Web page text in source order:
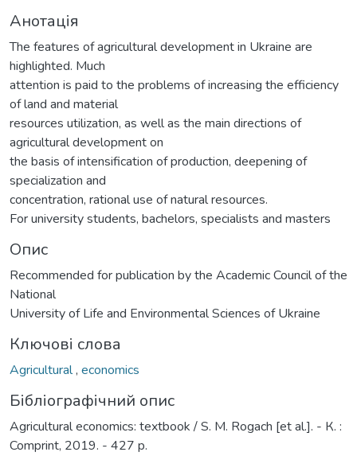
Анотація
The features of agricultural development in Ukraine are
highlighted. Much
attention is paid to the problems of increasing the efficiency
of land and material
resources utilization, as well as the main directions of
agricultural development on
the basis of intensification of production, deepening of
specialization and
concentration, rational use of natural resources.
For university students, bachelors, specialists and masters
Опис
Recommended for publication by the Academic Council of the
National
University of Life and Environmental Sciences of Ukraine
Ключові слова
Agricultural, economics
Бібліографічний опис
Agricultural economics: textbook / S. M. Rogach [et al.]. - К. :
Comprint, 2019. - 427 p.